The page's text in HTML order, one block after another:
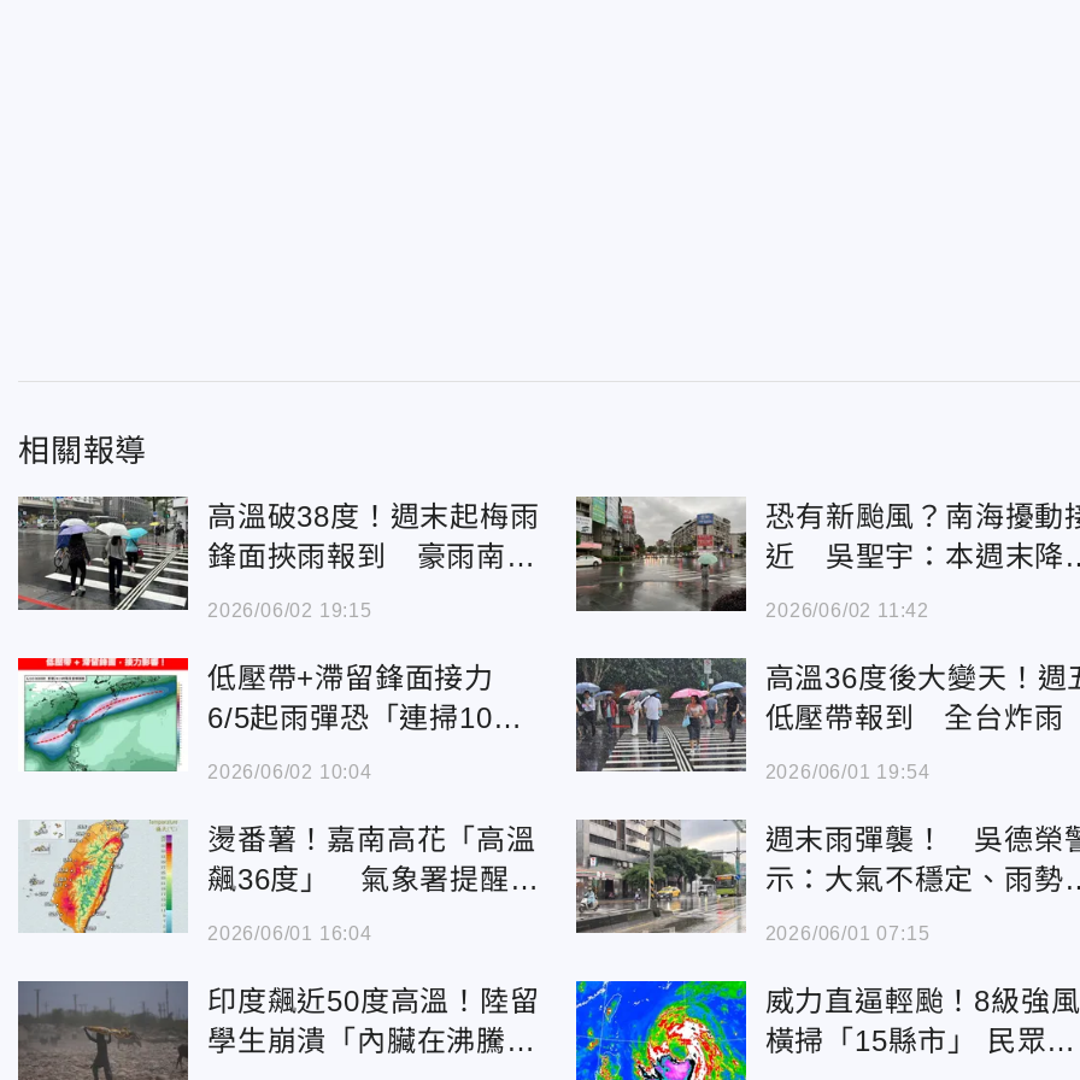
相關報導
高溫破38度！週末起梅雨
鋒面挾雨報到 豪雨南往
北轟炸
2026/06/02 19:15
恐有新颱風？南海擾動
近 吳聖宇：本週末降
增多
2026/06/02 11:42
低壓帶+滯留鋒面接力
6/5起雨彈恐「連掃10
天」
2026/06/02 10:04
高溫36度後大變天！週
低壓帶報到 全台炸雨
2026/06/01 19:54
燙番薯！嘉南高花「高溫
飆36度」 氣象署提醒小
心熱傷害
2026/06/01 16:04
週末雨彈襲！ 吳德榮
示：大氣不穩定、雨勢
強
2026/06/01 07:15
印度飆近50度高溫！陸留
學生崩潰「內臟在沸騰」
威力直逼輕颱！8級強風
橫掃「15縣市」 民眾外